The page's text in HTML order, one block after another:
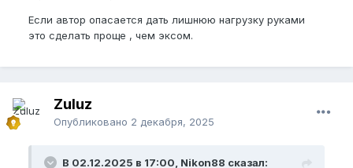
Если автор опасается дать лишнюю нагрузку руками
это сделать проще , чем эксом.
Zuluz
Опубликовано 2 декабря, 2025
В 02.12.2025 в 17:00, Nikon88 сказал: